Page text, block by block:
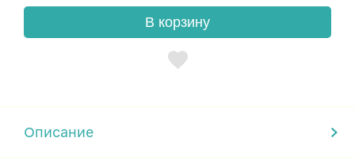
В корзину
Описание